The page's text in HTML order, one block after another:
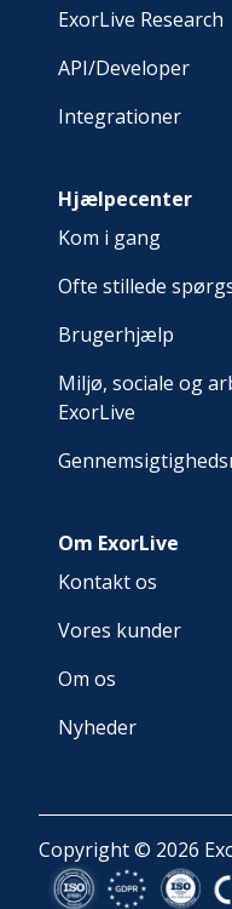
ExorLive Research
API/Developer
Integrationer
Hjælpecenter
Kom i gang
Ofte stillede
Brugerhjælp
Miljø, sociale og
ExorLive
Om ExorLive
Kontakt os
Vores kunder
Om os
Nyheder
Copyright © 2026